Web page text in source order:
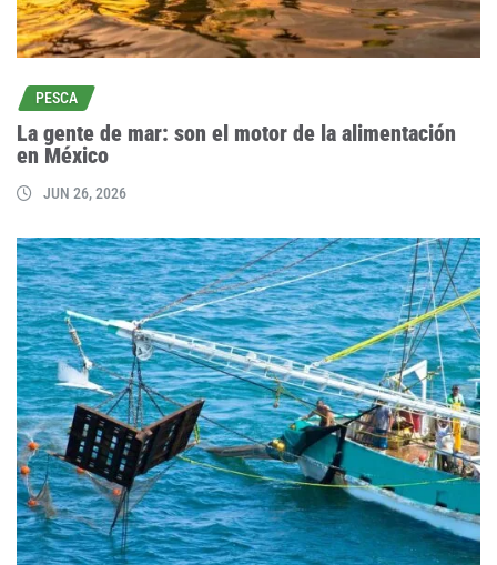
PESCA
La gente de mar: son el motor de la alimentación
en México
JUN 26, 2026